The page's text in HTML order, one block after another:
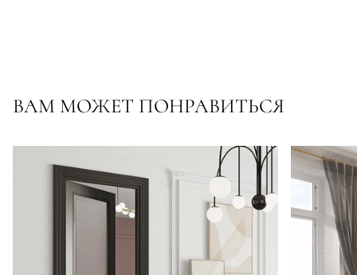
ВАМ МОЖЕТ ПОНРАВИТЬСЯ